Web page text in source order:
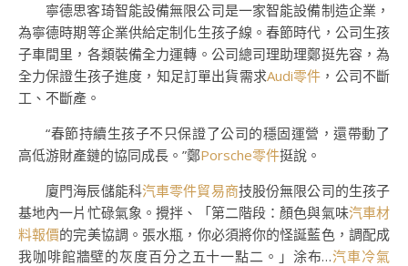
寧德思客琦智能設備無限公司是一家智能設備制造企業，
為寧德時期等企業供給定制化生孩子線。春節時代，公司生孩
子車間里，各類裝備全力運轉。公司總司理助理鄭挺先容，為
全力保證生孩子進度，知足訂單出貨需求Audi零件 ，公司不斷
工、不斷產。
“春節持續生孩子不只保證了公司的穩固運營，還帶動了
高低游財產鏈的協同成長。”鄭Porsche零件挺說。
廈門海辰儲能科汽車零件貿易商技股份無限公司的生孩子
基地內一片忙碌氣象。攪拌、「第二階段：顏色與氣味汽車材
料報價的完美協調。張水瓶，你必須將你的怪誕藍色，調配成
我咖啡館牆壁的灰度百分之五十一點二。」涂布…汽車冷氣